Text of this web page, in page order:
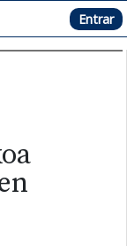
Hemeroteca Entrar